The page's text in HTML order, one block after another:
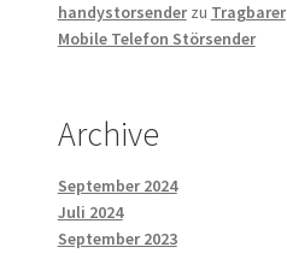
handystorsenderzu Tragbarer
Mobile Telefon Störsender
Archive
September 2024
Juli 2024
September 2023